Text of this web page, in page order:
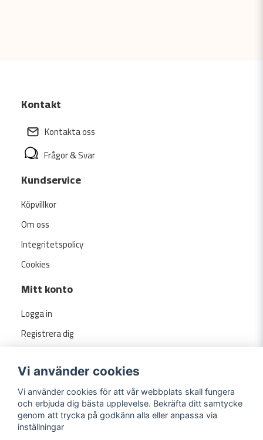
Kontakt
Kontakta oss
Frågor & Svar
Kundservice
Köpvillkor
Om oss
Integritetspolicy
Cookies
Mitt konto
Logga in
Registrera dig
Vi använder cookies
Vi använder cookies för att vår webbplats skall fungera
och erbjuda dig bästa upplevelse. Bekräfta ditt samtycke
genom att trycka på godkänn alla eller anpassa via
inställningar